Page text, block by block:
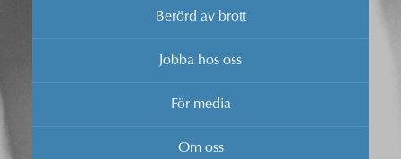
Berörd av brott
Jobba hos oss
För media
Om oss